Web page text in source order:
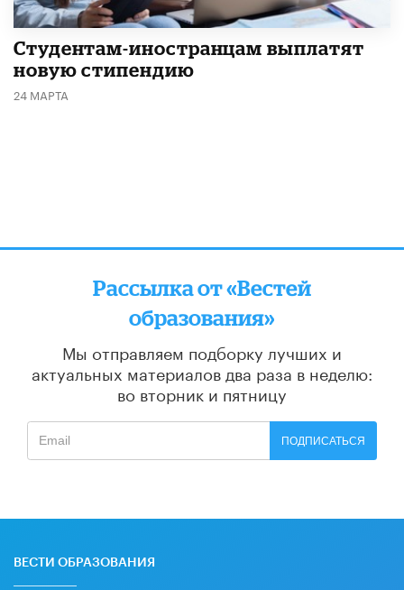
Студентам-иностранцам выплатят
новую стипендию
24 МАРТА
Рассылка от «Вестей
образования»
Мы отправляем подборку лучших и
актуальных материалов два раза в неделю:
во вторник и пятницу
ПОДПИСАТЬСЯ
ВЕСТИ ОБРАЗОВАНИЯ